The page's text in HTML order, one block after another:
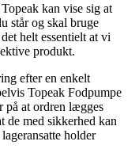
kan vise sig at
står og skal bruge
helt essentielt at vi
produkt.
efter en enkelt
Topeak Fodpumpe
på at ordren lægges
de med sikkerhed kan
holder